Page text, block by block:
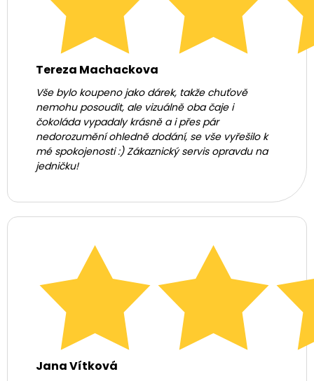
Tereza Machackova
Vše bylo koupeno jako dárek, takže chuťově
nemohu posoudit, ale vizuálně oba čaje i
čokoláda vypadaly krásně a i přes pár
nedorozumění ohledně dodání, se vše vyřešilo k
mé spokojenosti :) Zákaznický servis opravdu na
jedničku!
Jana Vítková